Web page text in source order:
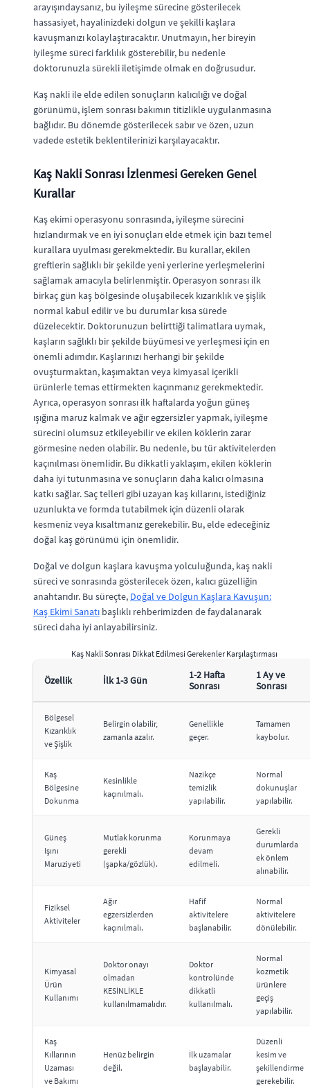
arayışındaysanız, bu iyileşme sürecine gösterilecek
hassasiyet, hayalinizdeki dolgun ve şekilli kaşlara
kavuşmanızı kolaylaştıracaktır. Unutmayın, her bireyin
iyileşme süreci farklılık gösterebilir, bu nedenle
doktorunuzla sürekli iletişimde olmak en doğrusudur.
Kaş nakli ile elde edilen sonuçların kalıcılığı ve doğal
görünümü, işlem sonrası bakımın titizlikle uygulanmasına
bağlıdır. Bu dönemde gösterilecek sabır ve özen, uzun
vadede estetik beklentilerinizi karşılayacaktır.
Kaş Nakli Sonrası İzlenmesi Gereken Genel
Kurallar
Kaş ekimi operasyonu sonrasında, iyileşme sürecini
hızlandırmak ve en iyi sonuçları elde etmek için bazı temel
kurallara uyulması gerekmektedir. Bu kurallar, ekilen
greftlerin sağlıklı bir şekilde yeni yerlerine yerleşmelerini
sağlamak amacıyla belirlenmiştir. Operasyon sonrası ilk
birkaç gün kaş bölgesinde oluşabilecek kızarıklık ve şişlik
normal kabul edilir ve bu durumlar kısa sürede
düzelecektir. Doktorunuzun belirttiği talimatlara uymak,
kaşların sağlıklı bir şekilde büyümesi ve yerleşmesi için en
önemli adımdır. Kaşlarınızı herhangi bir şekilde
ovuşturmaktan, kaşımaktan veya kimyasal içerikli
ürünlerle temas ettirmekten kaçınmanız gerekmektedir.
Ayrıca, operasyon sonrası ilk haftalarda yoğun güneş
ışığına maruz kalmak ve ağır egzersizler yapmak, iyileşme
sürecini olumsuz etkileyebilir ve ekilen köklerin zarar
görmesine neden olabilir. Bu nedenle, bu tür aktivitelerden
kaçınılması önemlidir. Bu dikkatli yaklaşım, ekilen köklerin
daha iyi tutunmasına ve sonuçların daha kalıcı olmasına
katkı sağlar. Saç telleri gibi uzayan kaş kıllarını, istediğiniz
uzunlukta ve formda tutabilmek için düzenli olarak
kesmeniz veya kısaltmanız gerekebilir. Bu, elde edeceğiniz
doğal kaş görünümü için önemlidir.
Doğal ve dolgun kaşlara kavuşma yolculuğunda, kaş nakli
süreci ve sonrasında gösterilecek özen, kalıcı güzelliğin
anahtarıdır. Bu süreçte, Doğal ve Dolgun Kaşlara Kavuşun:
Kaş Ekimi Sanatı başlıklı rehberimizden de faydalanarak
süreci daha iyi anlayabilirsiniz.
Kaş Nakli Sonrası Dikkat Edilmesi Gerekenler Karşılaştırması
Özellik İlk 1-3 Gün
1-2 Hafta
Sonrası
1 Ay ve
Sonrası
Bölgesel
Kızarıklık
ve Şişlik
Belirgin olabilir,
zamanla azalır.
Genellikle
geçer.
Tamamen
kaybolur.
Kaş
Bölgesine
Dokunma
Kesinlikle
kaçınılmalı.
Nazikçe
temizlik
yapılabilir.
Normal
dokunuşlar
yapılabilir.
Güneş
Işını
Maruziyeti
Mutlak korunma
gerekli
(şapka/gözlük).
Korunmaya
devam
edilmeli.
Gerekli
durumlarda
ek önlem
alınabilir.
Fiziksel
Aktiviteler
Ağır
egzersizlerden
kaçınılmalı.
Hafif
aktivitelere
başlanabilir.
Normal
aktivitelere
dönülebilir.
Kimyasal
Ürün
Kullanımı
Doktor onayı
olmadan
KESİNLİKLE
kullanılmamalıdır.
Doktor
kontrolünde
dikkatli
kullanılmalı.
Normal
kozmetik
ürünlere
geçiş
yapılabilir.
Kaş
Kıllarının
Uzaması
ve Bakımı
Henüz belirgin
değil.
İlk uzamalar
başlayabilir.
Düzenli
kesim ve
şekillendirme
gerekebilir.